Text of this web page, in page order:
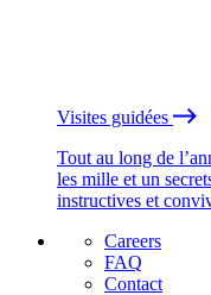
Visites guidées
Tout au long de
les mille et un
instructives et
Careers
FAQ
Contact